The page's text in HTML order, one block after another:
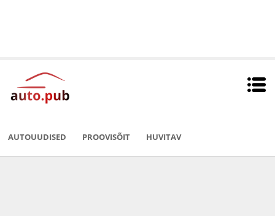
AUTOUUDISED PROOVISÕIT HUVITAV